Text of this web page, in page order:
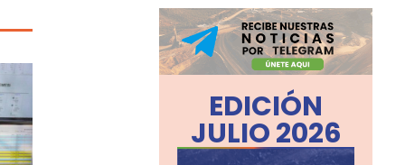
EDICIÓN
JULIO 2026